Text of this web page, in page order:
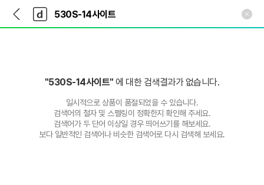
다
나
와
가
다
와
"530S-14사이트"에 대한 검색결과가 없습니다.
일시적으로 상품이 품절되었을 수 있습니다.
검색어의 철자 및 스펠링이 정확한지 확인해 주세요.
검색어가 두 단어 이상일 경우 띄어쓰기를 해보세요.
보다 일반적인 검색어나 비슷한 검색어로 다시 검색해 보세요.